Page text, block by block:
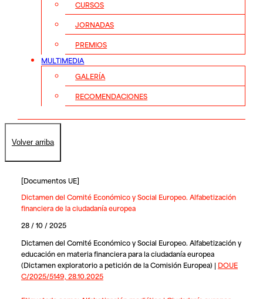
CURSOS
JORNADAS
PREMIOS
MULTIMEDIA
GALERÍA
RECOMENDACIONES
Volver arriba
[Documentos UE]
Dictamen del Comité Económico y Social Europeo. Alfabetización
financiera de la ciudadanía europea
28 / 10 / 2025
Dictamen del Comité Económico y Social Europeo. Alfabetización y
educación en materia financiera para la ciudadanía europea
(Dictamen exploratorio a petición de la Comisión Europea) | DOUE
C/2025/5149, 28.10.2025